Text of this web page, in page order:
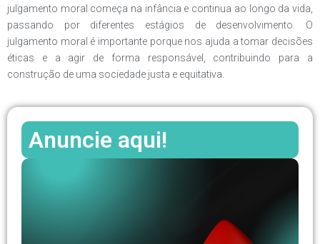
julgamento moral começa na infância e continua ao longo da vida,
passando por diferentes estágios de desenvolvimento. O
julgamento moral é importante porque nos ajuda a tomar decisões
éticas e a agir de forma responsável, contribuindo para a
construção de uma sociedade justa e equitativa.
Anuncie aqui!